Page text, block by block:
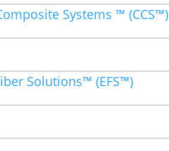
Systems ™ (CCS™)
Solutions™ (EFS™)